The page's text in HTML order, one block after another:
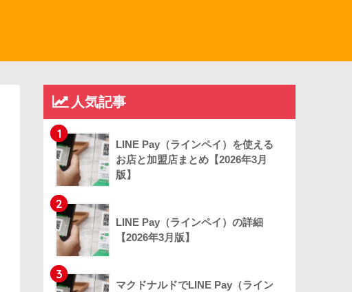
人気記事
1
LINE Pay（ラインペイ）を使える
お店と加盟店まとめ【2026年3月
版】
2
LINE Pay（ラインペイ）の詳細
【2026年3月版】
3
マクドナルドでLINE Pay（ライン